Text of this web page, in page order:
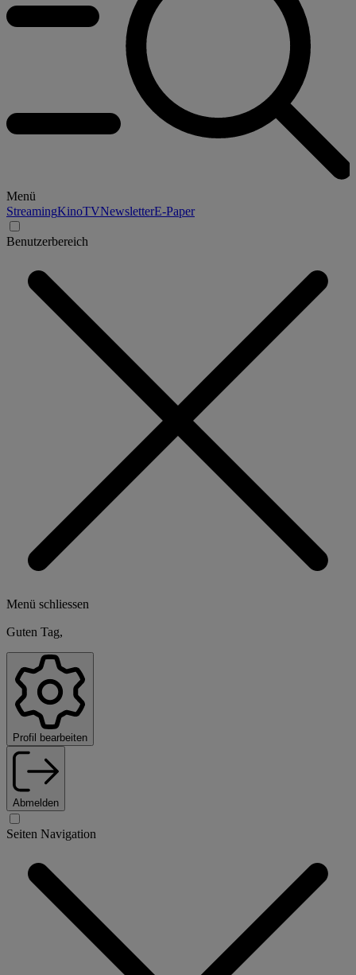
Menü
StreamingKinoTVNewsletterE-Paper
Benutzerbereich
Menü schliessen
Guten Tag,
Profil bearbeiten
Abmelden
Seiten Navigation